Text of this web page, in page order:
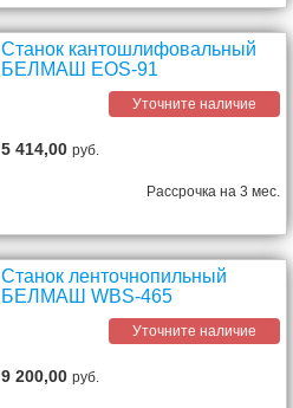
Станок кантошлифовальный
БЕЛМАШ EOS-91
Уточните наличие
5 414,00руб.
Рассрочка на 3 мес.
Станок ленточнопильный
БЕЛМАШ WBS-465
Уточните наличие
9 200,00руб.